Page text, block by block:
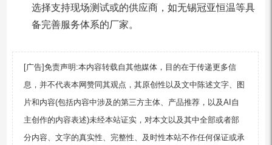
选择支持现场测试或的供应商，如无锡冠亚恒温等具
备完善服务体系的厂家。
[广告]免责声明:本内容转载自其他媒体，目的在于传递更多信
息，并不代表本网赞同其观点，其原创性以及文中陈述文字、图
片和内容(包括内容中涉及的第三方主体、产品推荐，以及AI自
主创作的内容表述)未经本站证实，对本文以及其中全部或者部
分内容、文字的真实性、完整性、及时性本站不作任何保证或承